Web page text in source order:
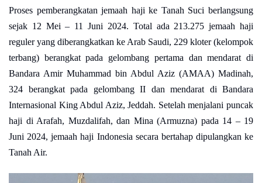
Proses pemberangkatan jemaah haji ke Tanah Suci berlangsung
sejak 12 Mei – 11 Juni 2024. Total ada 213.275 jemaah haji
reguler yang diberangkatkan ke Arab Saudi, 229 kloter (kelompok
terbang) berangkat pada gelombang pertama dan mendarat di
Bandara Amir Muhammad bin Abdul Aziz (AMAA) Madinah,
324 berangkat pada gelombang II dan mendarat di Bandara
Internasional King Abdul Aziz, Jeddah. Setelah menjalani puncak
haji di Arafah, Muzdalifah, dan Mina (Armuzna) pada 14 – 19
Juni 2024, jemaah haji Indonesia secara bertahap dipulangkan ke
Tanah Air.